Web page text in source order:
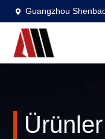
Guangzhou
Ürünler